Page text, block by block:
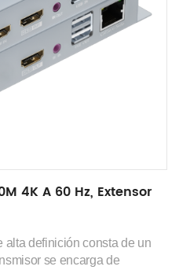
4K A 60 Hz, Extensor
alta definición consta de un
se encarga de